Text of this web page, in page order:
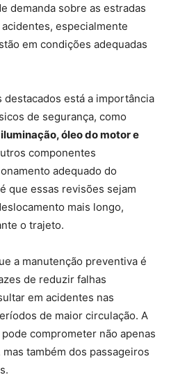
demanda sobre as estradas
especialmente
em condições adequadas
está a importância
de segurança, como
óleo do motor e
componentes
adequado do
que essas revisões sejam
mais longo,
o trajeto.
a manutenção preventiva é
de reduzir falhas
em acidentes nas
de maior circulação. A
comprometer não apenas
também dos passageiros